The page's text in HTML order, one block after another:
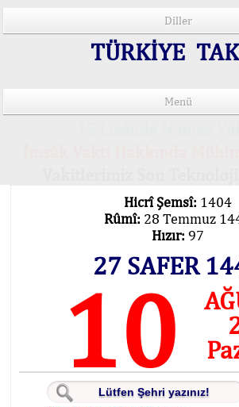
Diller
TÜRKİYE
Menü
Hicrî Şemsî: 1404
Rûmî: 28 Temmuz
Hızır: 97
27 SAFER
10